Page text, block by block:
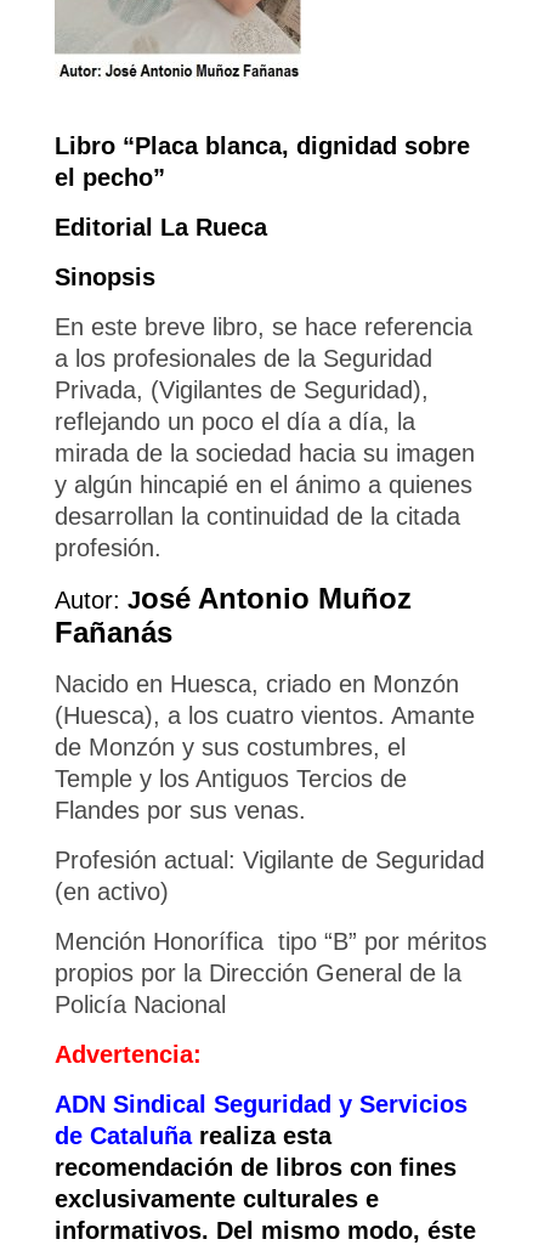
Libro “Placa blanca, dignidad sobre
el pecho”
Editorial La Rueca
Sinopsis
En este breve libro, se hace referencia
a los profesionales de la Seguridad
Privada, (Vigilantes de Seguridad),
reflejando un poco el día a día, la
mirada de la sociedad hacia su imagen
y algún hincapié en el ánimo a quienes
desarrollan la continuidad de la citada
profesión.
Autor: José Antonio Muñoz
Fañanás
Nacido en Huesca, criado en Monzón
(Huesca), a los cuatro vientos. Amante
de Monzón y sus costumbres, el
Temple y los Antiguos Tercios de
Flandes por sus venas.
Profesión actual: Vigilante de Seguridad
(en activo)
Mención Honorífica tipo “B” por méritos
propios por la Dirección General de la
Policía Nacional
Advertencia:
ADN Sindical Seguridad y Servicios
de Cataluñarealiza esta
recomendación de libros con fines
exclusivamente culturales e
informativos. Del mismo modo, éste